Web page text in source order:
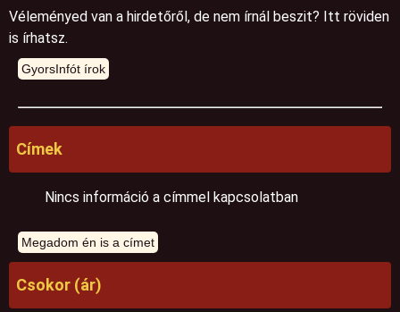
Véleményed van a hirdetőről, de nem írnál beszit? Itt röviden
is írhatsz.
Címek
Nincs információ a címmel kapcsolatban
Csokor (ár)